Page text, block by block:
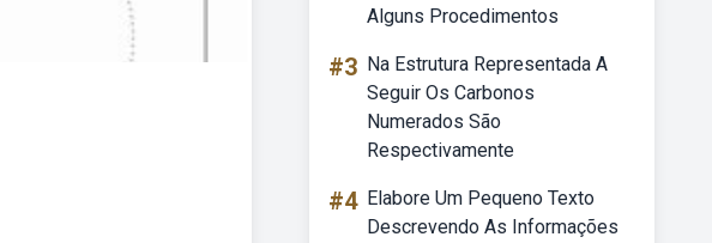
Alguns Procedimentos
#3 Na Estrutura Representada A
Seguir Os Carbonos
Numerados São
Respectivamente
#4 Elabore Um Pequeno Texto
Descrevendo As Informações